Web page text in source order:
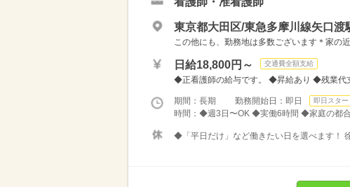
東京都大田区/東急多摩川線矢口渡
この他にも、勤務地は多数ございます＊家の
日給18,800円～ 交通費全額支給
◆正看護師の給与です。 ◆昇給あり ◆残業代
期間：長期 勤務開始日：即日 即日スター
時間：◆週3日〜OK ◆実働6時間 ◆家庭の都
◆「平日だけ」など働きたい日を選べます！